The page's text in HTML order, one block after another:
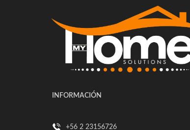
INFORMACIÓN
+56 2 23156726